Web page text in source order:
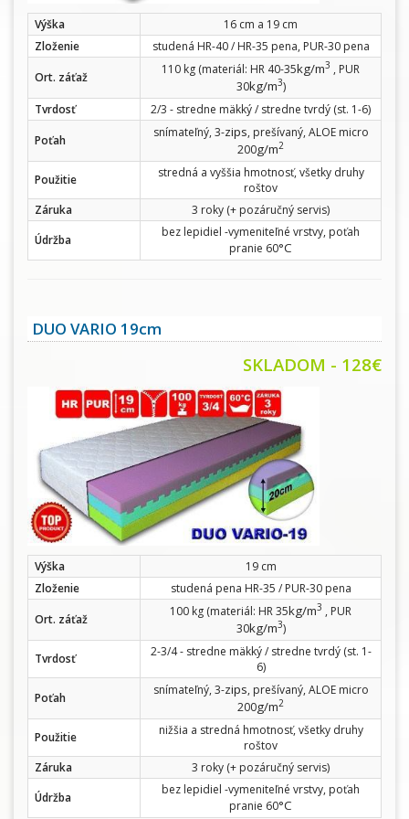
Výška
16 cm a 19 cm
Zloženie
studená HR-40 / HR-35 pena, PUR-30 pena
Ort. záťaž
110 kg (materiál: HR 40-35kg/m3 , PUR
30kg/m3)
Tvrdosť
2/3 - stredne mäkký / stredne tvrdý (st. 1-6)
Poťah
snímateľný, 3-zips, prešívaný, ALOE micro
200g/m2
Použitie
stredná a vyššia hmotnosť, všetky druhy
roštov
Záruka
3 roky (+ pozáručný servis)
Údržba
bez lepidiel -vymeniteľné vrstvy, poťah
pranie 60°C
DUO VARIO 19cm
SKLADOM - 128€
Výška
19 cm
Zloženie
studená pena HR-35 / PUR-30 pena
Ort. záťaž
100 kg (materiál: HR 35kg/m3 , PUR
30kg/m3)
Tvrdosť
2-3/4 - stredne mäkký / stredne tvrdý (st. 1-
6)
Poťah
snímateľný, 3-zips, prešívaný, ALOE micro
200g/m2
Použitie
nižšia a stredná hmotnosť, všetky druhy
roštov
Záruka
3 roky (+ pozáručný servis)
Údržba
bez lepidiel -vymeniteľné vrstvy, poťah
pranie 60°C